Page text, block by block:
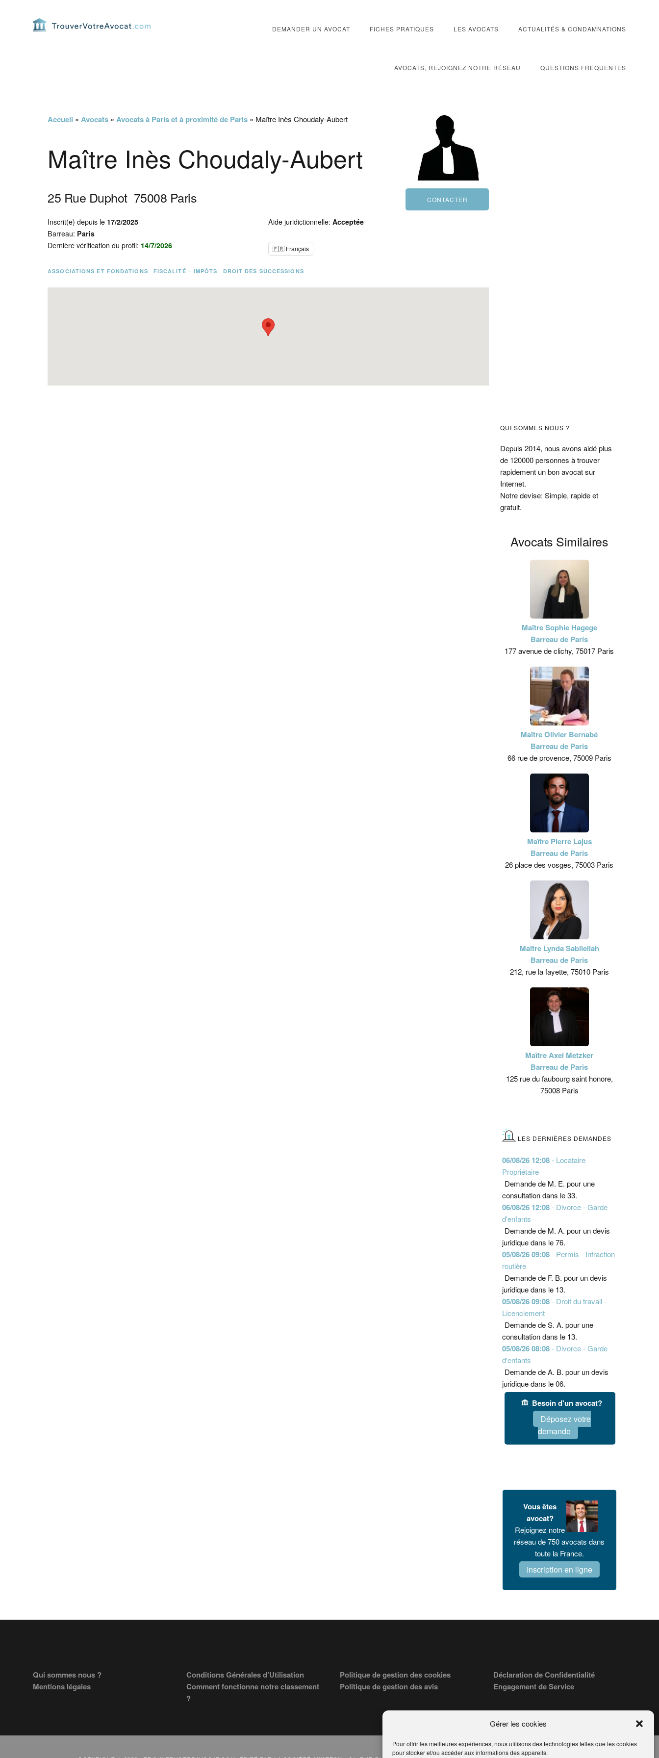
Gérer les cookies
Pour offrir les meilleures expériences, nous utilisons des technologies telles que les cookies
pour stocker et/ou accéder aux informations des appareils.
DEMANDER UN AVOCAT FICHES PRATIQUES LES AVOCATS ACTUALITÉS & CONDAMNATIONS
AVOCATS, REJOIGNEZ NOTRE RÉSEAU QUESTIONS FRÉQUENTES
Accueil » Avocats » Avocats à Paris et à proximité de Paris » Maître Inès Choudaly-Aubert
Maître Inès Choudaly-Aubert
25 Rue Duphot 75008 Paris
Inscrit(e) depuis le 17/2/2025
Barreau: Paris
Dernière vérification du profil: 14/7/2026
Aide juridictionnelle:Acceptée
🇫🇷 Français
ASSOCIATIONS ET FONDATIONS FISCALITÉ – IMPÔTS DROIT DES SUCCESSIONS
Barre
latérale
principale
QUI SOMMES NOUS ?
Depuis 2014, nous avons aidé plus
de 120000 personnes à trouver
rapidement un bon avocat sur
Internet.
Notre devise: Simple, rapide et
gratuit.
Avocats Similaires
Maître Sophie Hagege
Barreau de Paris
177 avenue de clichy, 75017 Paris
Maître Olivier Bernabé
Barreau de Paris
66 rue de provence, 75009 Paris
Maître Pierre Lajus
Barreau de Paris
26 place des vosges, 75003 Paris
Maître Lynda Sabilellah
Barreau de Paris
212, rue la fayette, 75010 Paris
Maître Axel Metzker
Barreau de Paris
125 rue du faubourg saint honore,
75008 Paris
LES DERNIÈRES DEMANDES
06/08/26 12:08- Locataire
Propriétaire
Demande de M. E. pour une
consultation dans le 33.
06/08/26 12:08- Divorce - Garde
d'enfants
Demande de M. A. pour un devis
juridique dans le 76.
05/08/26 09:08- Permis - Infraction
routière
Demande de F. B. pour un devis
juridique dans le 13.
05/08/26 09:08- Droit du travail -
Licenciement
Demande de S. A. pour une
consultation dans le 13.
05/08/26 08:08- Divorce - Garde
d'enfants
Demande de A. B. pour un devis
juridique dans le 06.
Besoin d'un avocat?
Déposez votre
demande
Vous êtes
avocat?
Rejoignez notre
réseau de 750 avocats dans
toute la France.
Inscription en ligne
FooterQui sommes nous ?
Mentions légales
Conditions Générales d’Utilisation
Comment fonctionne notre classement
?
Politique de gestion des cookies
Politique de gestion des avis
Déclaration de Confidentialité
Engagement de Service